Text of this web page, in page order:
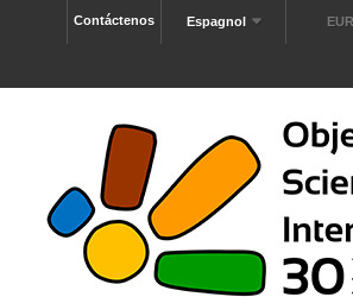
EUR
Espagnol
Contáctenos